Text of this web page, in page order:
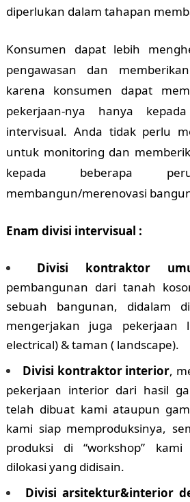
diperlukan dalam tahapan
Konsumen dapat lebih
pengawasan dan
karena konsumen dapat
pekerjaan-nya hanya
intervisual. Anda tidak perlu
untuk monitoring dan
kepada beberapa
membangun/merenovasi
Enam divisi intervisual :
Divisi kontraktor
pembangunan dari tanah
sebuah bangunan, didalam
mengerjakan juga pekerjaan
electrical) & taman ( landscape).
Divisi kontraktor interior,
pekerjaan interior dari hasil
telah dibuat kami ataupun
kami siap memproduksinya,
produksi di “workshop” kami
dilokasi yang didisain.
Divisi arsitektur&interior